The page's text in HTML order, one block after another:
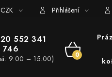
servis Hodnocení obchodu
CZK Přihlášení
552 341
746
9:00 – 15:00)